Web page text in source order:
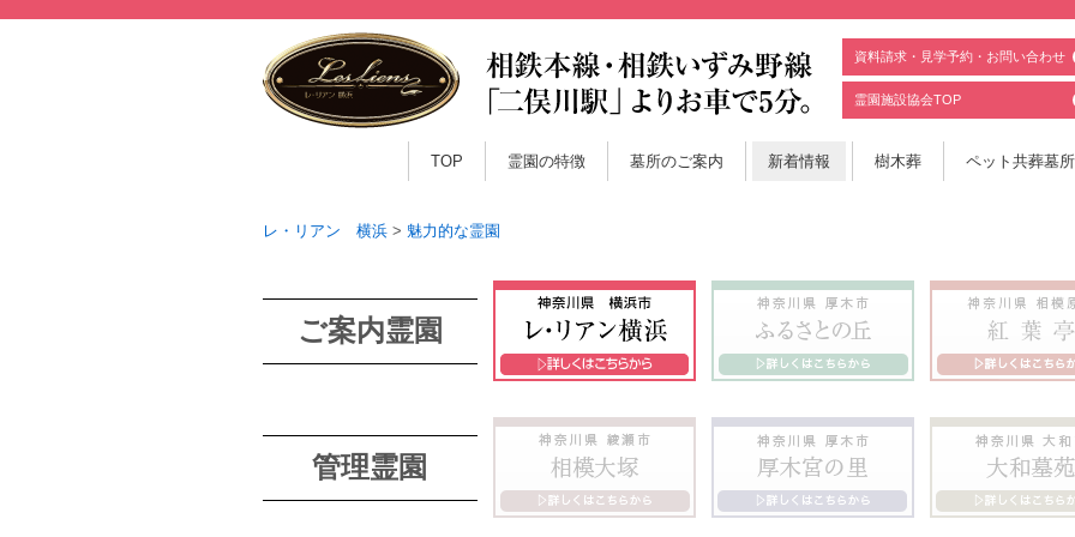
資料請求・見学予約・お問い合わせ
霊園施設協会TOP
TOP 霊園の特徴 墓所のご案内 新着情報 樹木葬 ペット共葬墓所
レ・リアン 横浜> 魅力的な霊園
ご案内霊園
管理霊園